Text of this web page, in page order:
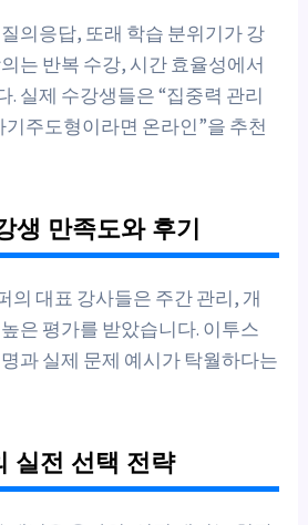
의응답, 또래 학습 분위기가 강
는 반복 수강, 시간 효율성에서
. 실제 수강생들은 “집중력 관리
주도형이라면 온라인”을 추천
생 만족도와 후기
의 대표 강사들은 주간 관리, 개
은 평가를 받았습니다. 이투스
과 실제 문제 예시가 탁월하다는
실전 선택 전략